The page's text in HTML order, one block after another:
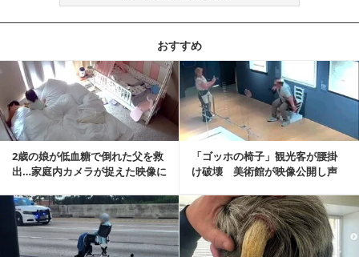
おすすめ
2歳の娘が低血糖で倒れた父を救
出…家庭内カメラが捉えた映像に
「ゴッホの椅子」観光客が腰掛
け破壊 美術館が映像公開し声
記事を読む
記事を読む